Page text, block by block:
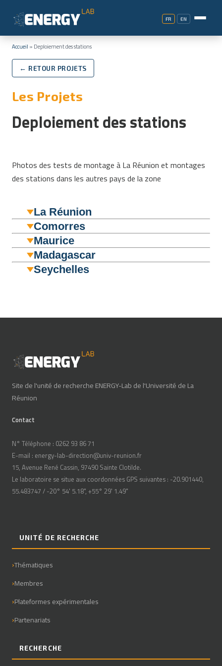
FR EN
Accueil » Deploiement des stations
← RETOUR PROJETS
Les Projets
Deploiement des stations
Photos des tests de montage à La Réunion et montages
des stations dans les autres pays de la zone
La Réunion
Comorres
Maurice
Madagascar
Seychelles
Site de l'unité de recherche ENERGY-Lab de l'Université de La
Réunion
Contact
N° Téléphone : 0262 93 86 71
E-mail : energy-lab-direction@univ-reunion.fr
15, Avenue René Cassin, 97490 Sainte Clotilde.
Le laboratoire se situe aux coordonnées GPS suivantes : -20.901440,
55.483747 / -20° 54' 5.18", +55° 29' 1.49"
UNITÉ DE RECHERCHE
Thématiques
Membres
Plateformes expérimentales
Partenariats
RECHERCHE